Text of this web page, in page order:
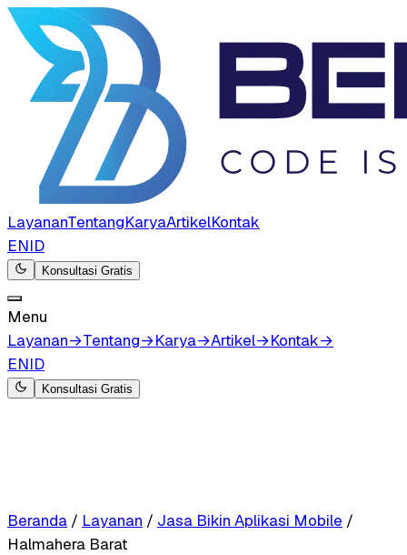
LayananTentangKaryaArtikelKontak
ENID
Konsultasi Gratis
Menu
Layanan→Tentang→Karya→Artikel→Kontak→
ENID
Konsultasi Gratis
Beranda / Layanan / Jasa Bikin Aplikasi Mobile /
Halmahera Barat